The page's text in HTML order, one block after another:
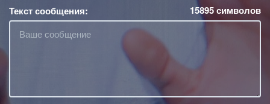
Текст сообщения: 15895символов